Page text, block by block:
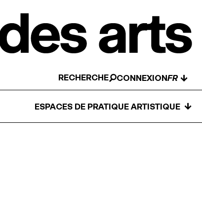
RECHERCHE CONNEXION ↓
ESPACES DE PRATIQUE ARTISTIQUE ↓